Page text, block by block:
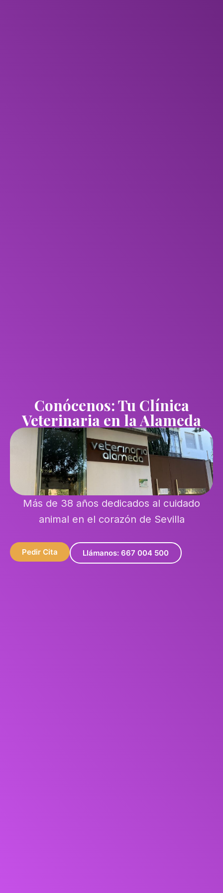
Conócenos: Tu Clínica
Veterinaria en la Alameda
Más de 38 años dedicados al cuidado
animal en el corazón de Sevilla
Pedir Cita Llámanos: 667 004 500